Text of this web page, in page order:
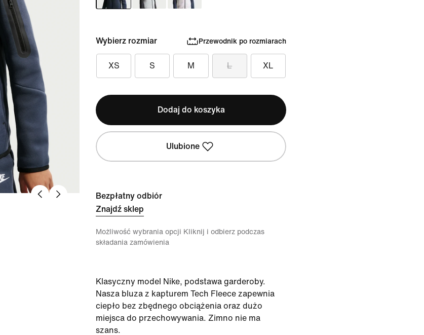
Wybierz rozmiar Przewodnik po rozmiarach
XS S M L XL
Dodaj do koszyka
Ulubione
Bezpłatny odbiór
Znajdź sklep
Możliwość wybrania opcji Kliknij i odbierz podczas
składania zamówienia
Klasyczny model Nike, podstawa garderoby.
Nasza bluza z kapturem Tech Fleece zapewnia
ciepło bez zbędnego obciążenia oraz dużo
miejsca do przechowywania. Zimno nie ma
szans.